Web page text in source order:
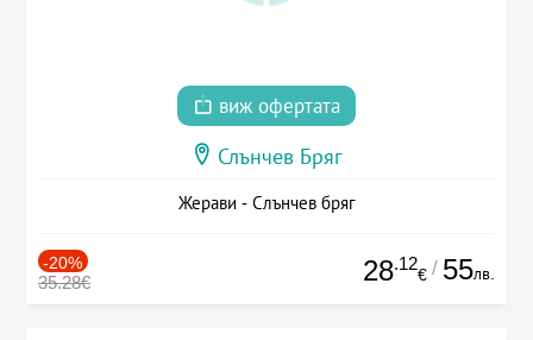
виж офертата
Слънчев Бряг
Жерави - Слънчев бряг
-20%
35.28€ 28.12
€ / 55лв.